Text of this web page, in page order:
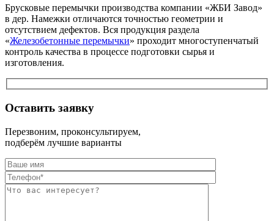
Брусковые перемычки производства компании «ЖБИ Завод»
в дер. Намежки отличаются точностью геометрии и
отсутствием дефектов. Вся продукция раздела
«Железобетонные перемычки» проходит многоступенчатый
контроль качества в процессе подготовки сырья и
изготовления.
Оставить заявку
Перезвоним, проконсультируем,
подберём лучшие варианты